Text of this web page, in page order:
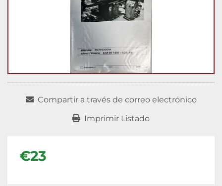
Compartir a través de correo electrónico
Imprimir Listado
€23